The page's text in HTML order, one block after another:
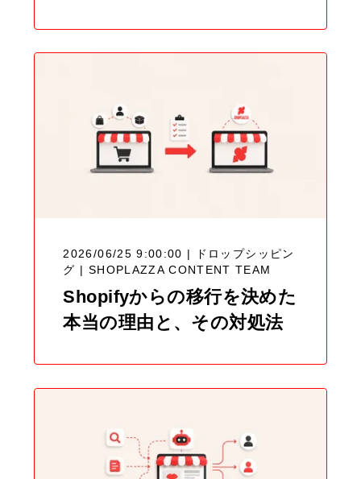
2026/06/25 9:00:00 | ドロップシッピン
グ | SHOPLAZZA CONTENT TEAM
Shopifyからの移行を決めた
本当の理由と、その対処法